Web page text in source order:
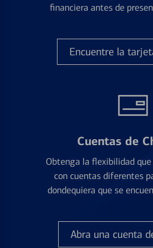
financiera antes de
Encuentre la
Cuentas de
Obtenga la flexibilidad
con cuentas diferentes
dondequiera que se
Abra una cuenta